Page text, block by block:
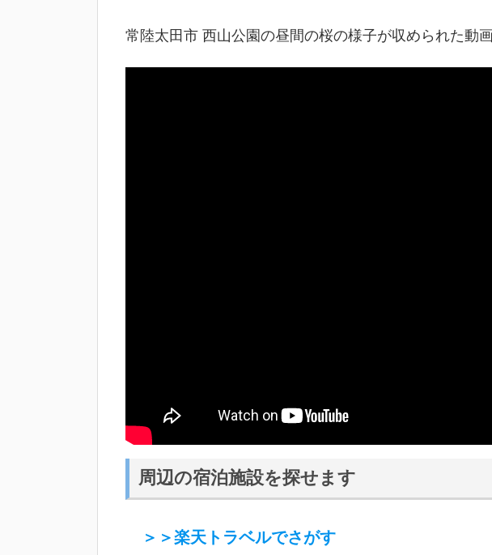
常陸太田市 西山公園の昼間の桜の様子が収められた動
周辺の宿泊施設を探せます
＞＞楽天トラベルでさがす